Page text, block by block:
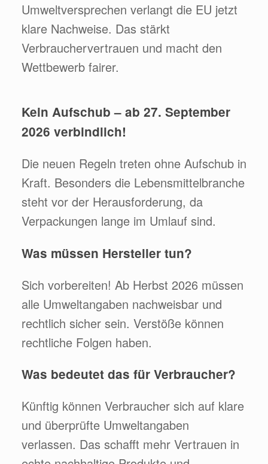
Umweltversprechen verlangt die EU jetzt
klare Nachweise. Das stärkt
Verbrauchervertrauen und macht den
Wettbewerb fairer.
Kein Aufschub – ab 27. September
2026 verbindlich!
Die neuen Regeln treten ohne Aufschub in
Kraft. Besonders die Lebensmittelbranche
steht vor der Herausforderung, da
Verpackungen lange im Umlauf sind.
Was müssen Hersteller tun?
Sich vorbereiten! Ab Herbst 2026 müssen
alle Umweltangaben nachweisbar und
rechtlich sicher sein. Verstöße können
rechtliche Folgen haben.
Was bedeutet das für Verbraucher?
Künftig können Verbraucher sich auf klare
und überprüfte Umweltangaben
verlassen. Das schafft mehr Vertrauen in